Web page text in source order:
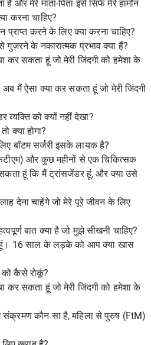
मेरे माता-पिता इसे सिर्फ मेरे हार्मोन
करना चाहिए?
प्राप्त करने के लिए क्या करना चाहिए?
गुजरने के नकारात्मक प्रभाव क्या हैं?
कर सकता हूं जो मेरी जिंदगी को हमेशा के
मैं ऐसा क्या कर सकता हूं जो मेरी जिंदगी
व्यक्ति को क्यों नहीं देखा?
क्या होगा?
बॉटम सर्जरी इसके लायक है?
और कुछ महीनों से एक चिकित्सक
हूं कि मैं ट्रांसजेंडर हूं, और क्या उसे
देना चाहेंगे जो मेरे पूरे जीवन के लिए
बात क्या है जो मुझे सीखनी चाहिए?
हूं। 16 साल के लड़के को आप क्या खास
को कैसे रोकूं?
कर सकता हूं जो मेरी जिंदगी को हमेशा के
कौन सा है, महिला से पुरुष (FtM)